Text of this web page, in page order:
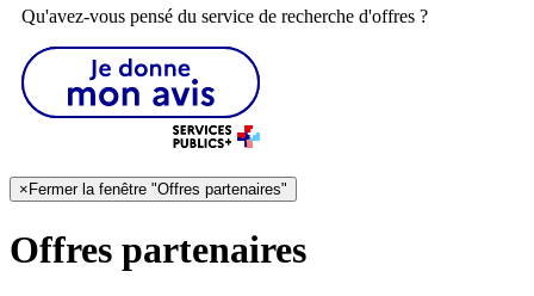
Qu'avez-vous pensé du service de recherche d'offres ?
× Fermer la fenêtre "Offres partenaires"
Offres partenaires